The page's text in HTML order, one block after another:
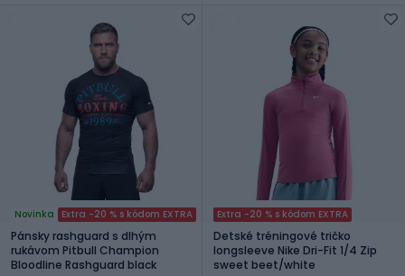
Novinka Extra -20 % s kódom EXTRA
Pánsky rashguard s dlhým
rukávom Pitbull Champion
Bloodline Rashguard black
Extra -20 % s kódom EXTRA
Detské tréningové tričko
longsleeve Nike Dri-Fit 1/4 Zip
sweet beet/white